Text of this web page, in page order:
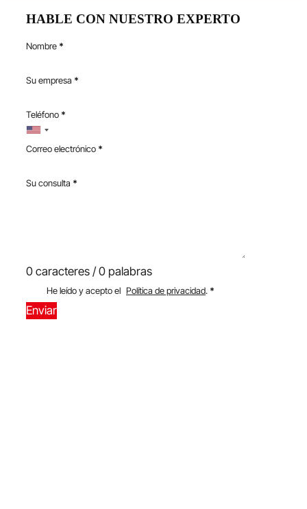
HABLE CON NUESTRO EXPERTO
Nombre *
Su empresa *
Teléfono *
Correo electrónico *
Su consulta *
0 caracteres / 0 palabras
He leído y acepto el Política de privacidad. *
Enviar